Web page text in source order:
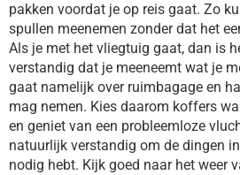
pakken voordat je op reis gaat. Zo
spullen meenemen zonder dat het
Als je met het vliegtuig gaat, dan is
verstandig dat je meeneemt wat je
gaat namelijk over ruimbagage en
mag nemen. Kies daarom koffers
en geniet van een probleemloze
natuurlijk verstandig om de dingen
nodig hebt. Kijk goed naar het weer